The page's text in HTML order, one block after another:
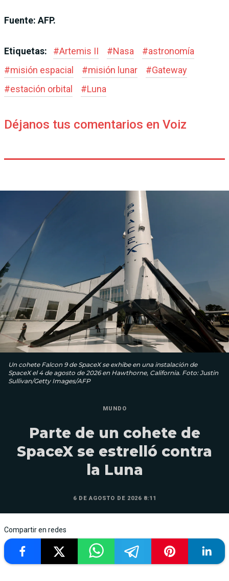
Fuente: AFP.
Etiquetas: #Artemis II #Nasa #astronomía
#misión espacial #misión lunar #Gateway
#estación orbital #Luna
Déjanos tus comentarios en Voiz
Un cohete Falcon 9 de SpaceX se exhibe en una instalación de
SpaceX el 4 de agosto de 2026 en Hawthorne, California. Foto: Justin
Sullivan/Getty Images/AFP
MUNDO
Parte de un cohete de
SpaceX se estrelló contra
la Luna
6 DE AGOSTO DE 2026 8:11
Compartir en redes